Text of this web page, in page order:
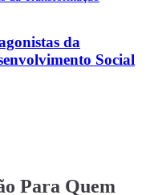
da
Social
Para Quem